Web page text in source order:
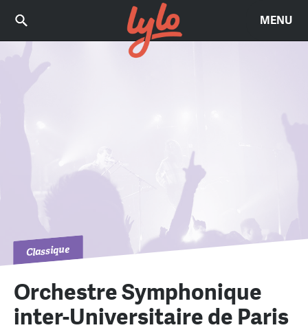
MENU
Classique
Orchestre Symphonique
inter-Universitaire de Paris